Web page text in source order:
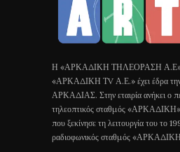
Η «ΑΡΚΑΔΙΚΗ ΤΗΛΕΟΡΑΣΗ Α.Ε» με
«ΑΡΚΑΔΙΚΗ ΤV Α.Ε.» έχει έδρα
ΑΡΚΑΔΙΑΣ. Στην εταιρία ανήκει ο
τηλεοπτικός σταθμός
που ξεκίνησε τη λειτουργία του το
ραδιοφωνικός σταθμός